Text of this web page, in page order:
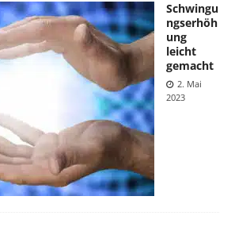
Schwingu
ngserhöh
ung
leicht
gemacht
2. Mai
2023